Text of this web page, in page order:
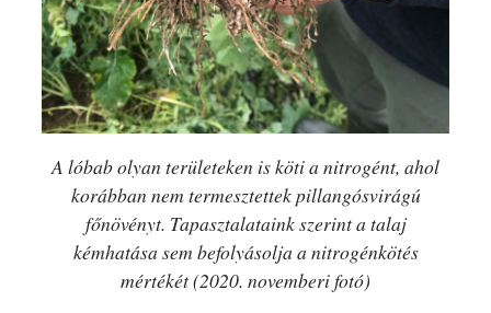
A lóbab olyan területeken is köti a nitrogént, ahol
korábban nem termesztettek pillangósvirágú
főnövényt. Tapasztalataink szerint a talaj
kémhatása sem befolyásolja a nitrogénkötés
mértékét (2020. novemberi fotó)